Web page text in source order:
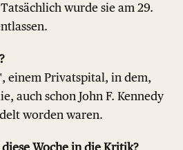
wurde sie am 29.
einem Privatspital, in dem,
auch schon John F. Kennedy
worden waren.